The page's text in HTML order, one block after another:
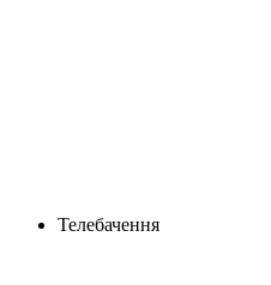
Телебачення